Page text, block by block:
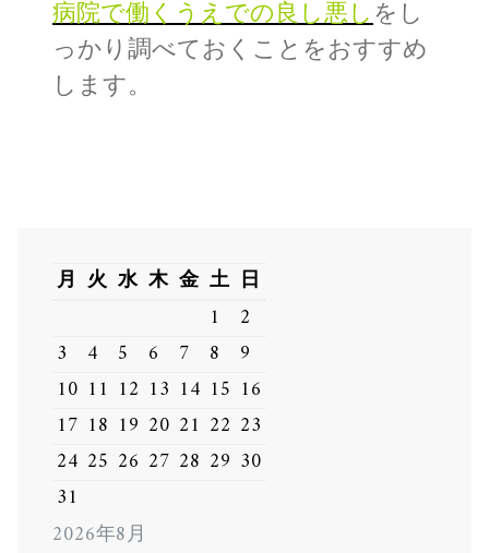
病院で働くうえでの良し悪しをし
っかり調べておくことをおすすめ
します。
2026年8月
月 火 水 木 金 土 日
1
2
3
4 5 6 7 8
9
10 11 12 13 14 15 16
17 18 19 20 21 22 23
24 25 26 27 28 29 30
31